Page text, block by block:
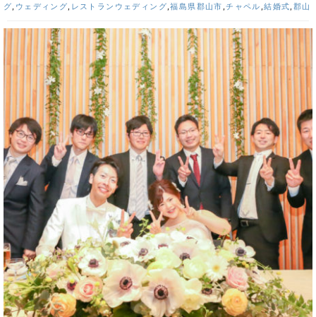
グ, ウェディング, レストランウェディング,福島県郡山市 ,チャペル ,結婚式, 郡山